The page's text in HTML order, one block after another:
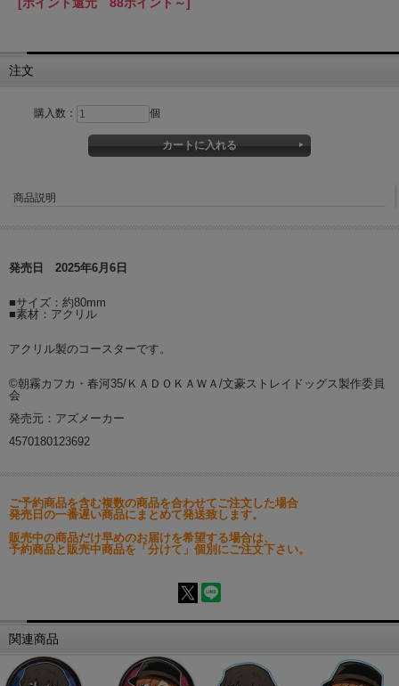
注文
購入数： 個
商品説明
発売日 2025年6月6日
■サイズ：約80mm
■素材：アクリル
アクリル製のコースターです。
©朝霧カフカ・春河35/ＫＡＤＯＫＡＷＡ/文豪ストレイドッグス製作委員
会
発売元：アズメーカー
4570180123692
ご予約商品を含む複数の商品を合わせてご注文した場合
発売日の一番遅い商品にまとめて発送致します。
販売中の商品だけ早めのお届けを希望する場合は、
予約商品と販売中商品を「分けて」個別にご注文下さい。
関連商品